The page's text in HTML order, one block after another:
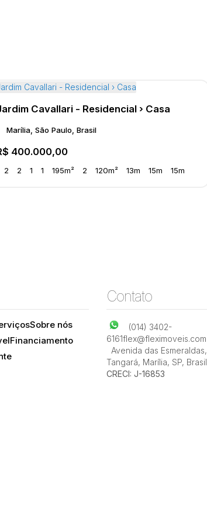
Cavallari - Residencial › Casa
400.000,00
Marília, São Paulo, Brasil
2 2 1 1 195m² 2 120m² 13m 15m 15m
Sobre nós
Financiamento
Contato
(014) 3402-
6161flex@fleximoveis.com
Avenida das Esmeraldas,
Tangará, Marília, SP, Brasil
CRECI: J-16853